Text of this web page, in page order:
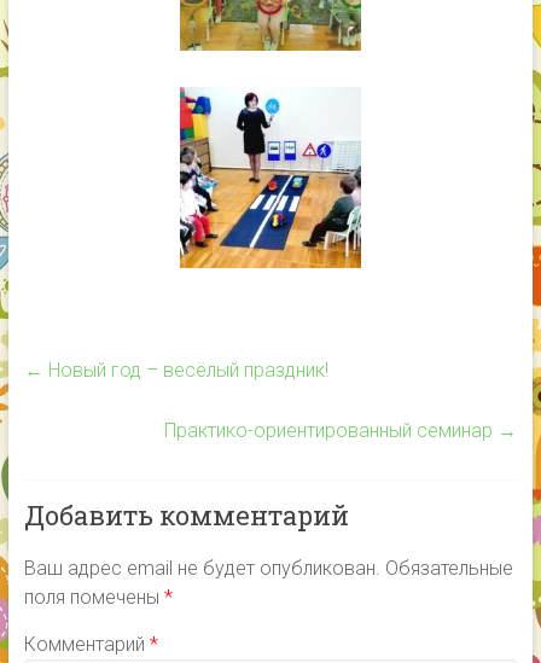
← Новый год – весёлый праздник!
Практико-ориентированный семинар →
Добавить комментарий
Ваш адрес email не будет опубликован. Обязательные
поля помечены *
Комментарий *